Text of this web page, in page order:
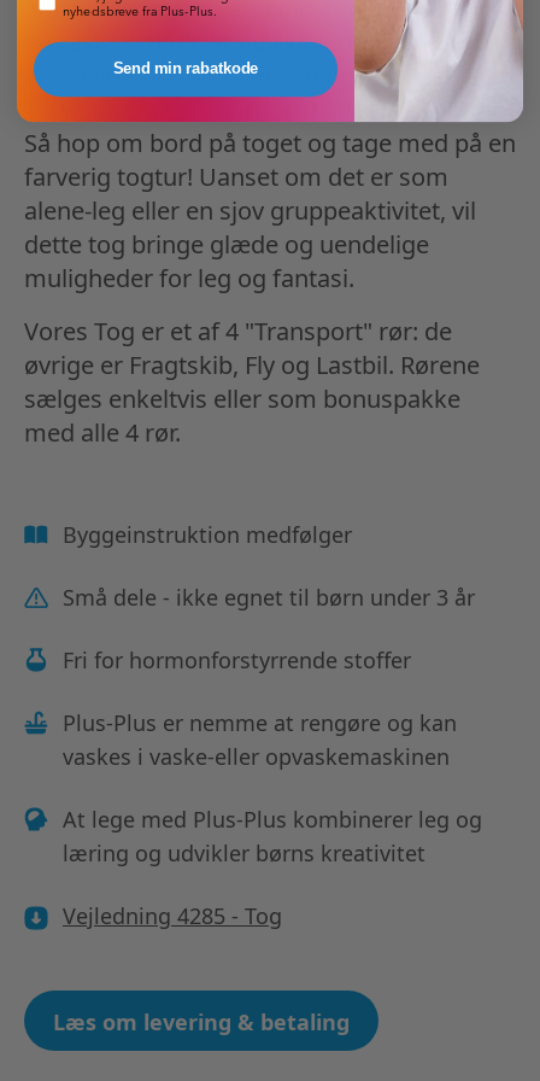
unikke togrejse. Samtidig er det også en
fantastisk måde at udvikle finmotorik,
kreativitet og problemløsningsevner.
Så hop om bord på toget og tage med på en
farverig togtur! Uanset om det er som
alene-leg eller en sjov gruppeaktivitet, vil
dette tog bringe glæde og uendelige
muligheder for leg og fantasi.
Vores Tog er et af 4 "Transport" rør: de
øvrige er Fragtskib, Fly og Lastbil. Rørene
sælges enkeltvis eller som bonuspakke
med alle 4 rør.
Byggeinstruktion medfølger
Små dele - ikke egnet til børn under 3 år
Fri for hormonforstyrrende stoffer
Plus-Plus er nemme at rengøre og kan
vaskes i vaske-eller opvaskemaskinen
At lege med Plus-Plus kombinerer leg og
læring og udvikler børns kreativitet
Vejledning 4285 - Tog
Læs om levering & betaling
nyhedsbreve fra Plus-Plus.
Send min rabatkode